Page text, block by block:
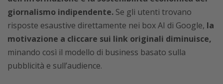
giornalismo indipendente. Se gli utenti trovano
risposte esaustive direttamente nei box AI di Google, la
motivazione a cliccare sui link originali diminuisce,
minando così il modello di business basato sulla
pubblicità e sull’audience.